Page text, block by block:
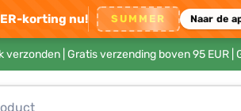
korting nu! SUMMER Naar de
| Gratis verzending boven 95 EUR|